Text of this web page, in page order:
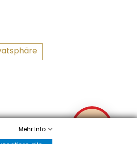
Mehr Info